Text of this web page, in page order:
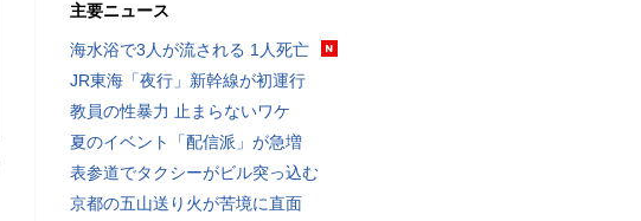
主要ニュース
海水浴で3人が流される 1人死亡
JR東海「夜行」新幹線が初運行
教員の性暴力 止まらないワケ
夏のイベント「配信派」が急増
表参道でタクシーがビル突っ込む
京都の五山送り火が苦境に直面